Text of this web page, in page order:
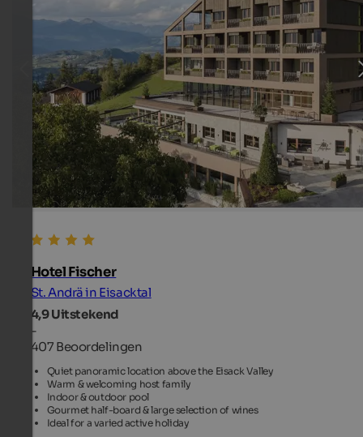
Hotel Fischer
St. Andrä in Eisacktal
4,9Uitstekend
-
407 Beoordelingen
Quiet panoramic location above the Eisack Valley
Warm & welcoming host family
Indoor & outdoor pool
Gourmet half-board & large selection of wines
Ideal for a varied active holiday